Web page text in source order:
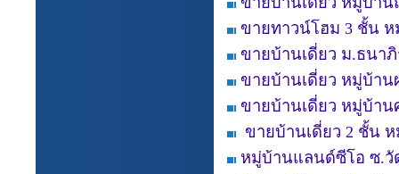
ขายทาวน์โฮม 3 ชั้น
ขายบ้านเดี่ยว ม.ธนา
ขายบ้านเดี่ยว หมู่บ้า
ขายบ้านเดี่ยว หมู่บ้าน
ขายบ้านเดี่ยว 2 ชั้น
หมู่บ้านแลนด์ซีโอ ซ.วั